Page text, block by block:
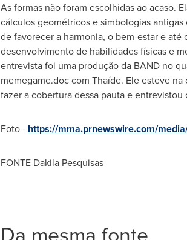
As formas não foram escolhidas ao acaso.
cálculos geométricos e simbologias
de favorecer a harmonia, o bem-estar e até
desenvolvimento de habilidades físicas e
entrevista foi uma produção da BAND no
memegame.doc com Thaíde. Ele esteve na
fazer a cobertura dessa pauta e
Foto - https://mma.prnewswire.com/
FONTE Dakila Pesquisas